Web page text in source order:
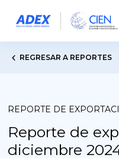
REGRESAR A REPORTES
REPORTE DE
Reporte de
diciembre